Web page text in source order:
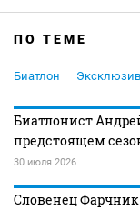
ПО ТЕМЕ
Биатлон Эксклюзив
Биатлонист
предстоящем
30 июля 2026
Словенец